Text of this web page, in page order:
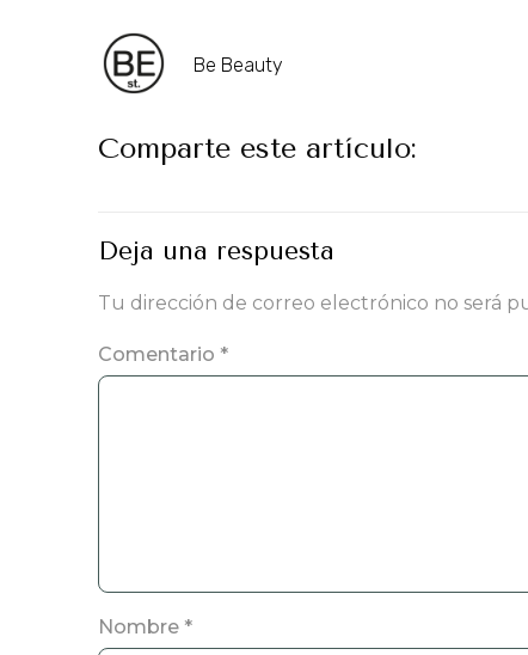
Be Beauty
Comparte este artículo:
Deja una respuesta
Tu dirección de correo electrónico no será
Comentario *
Nombre *